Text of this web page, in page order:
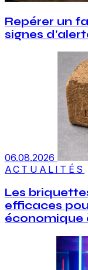
Repérer un
signes
06.08.2026
ACTUALITÉS
Les
efficaces
économique